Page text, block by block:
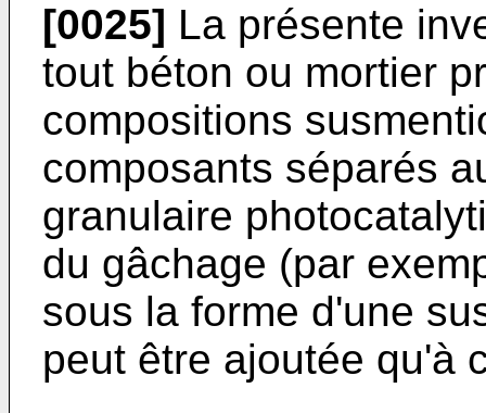
[0025] La présente
tout béton ou mortier
compositions
composants séparés
granulaire
du gâchage (par
sous la forme d'une
peut être ajoutée qu'à